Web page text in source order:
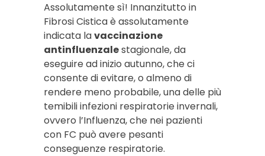
Assolutamente sì! Innanzitutto in
Fibrosi Cistica è assolutamente
indicata lavaccinazione
antinfluenzalestagionale, da
eseguire ad inizio autunno, che ci
consente di evitare, o almeno di
rendere meno probabile, una delle più
temibili infezioni respiratorie invernali,
ovvero l’Influenza, che nei pazienti
con FC può avere pesanti
conseguenze respiratorie.